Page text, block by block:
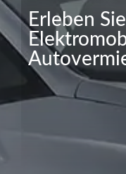
Erleben